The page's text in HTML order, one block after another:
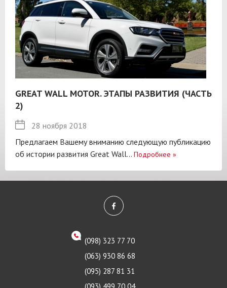
GREAT WALL MOTOR. ЭТАПЫ РАЗВИТИЯ (ЧАСТЬ
2)
28 ноября 2018
Предлагаем Вашему вниманию следующую публикацию
об истории развития Great Wall... Подробнее »
(098) 323 77 70
(063) 930 86 68
(095) 287 81 31